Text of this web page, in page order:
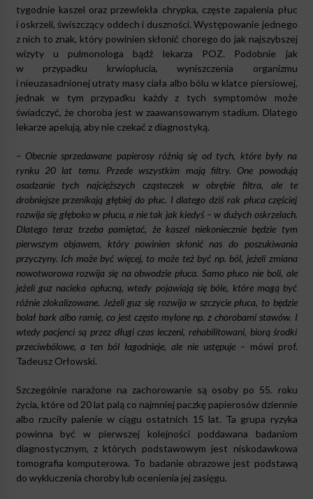
tygodnie kaszel oraz przewlekła chrypka, częste zapalenia płuc
i oskrzeli, świszczący oddech i duszności. Występowanie jednego
z nich to znak, który powinien skłonić chorego do jak najszybszej
wizyty u pulmonologa bądź lekarza POZ. Podobnie jak
w przypadku krwioplucia, wyniszczenia organizmu
i nieuzasadnionej utraty masy ciała albo bólu w klatce piersiowej,
jednak w tym przypadku każdy z tych symptomów może
świadczyć, że choroba jest w zaawansowanym stadium. Dlatego
lekarze apelują, aby nie czekać z diagnostyką.
– Obecnie sprzedawane papierosy różnią się od tych, które były na
rynku 20 lat temu. Przede wszystkim mają filtry. One powodują
osadzanie tych najcięższych cząsteczek w obrębie filtra, ale te
drobniejsze przenikają głębiej do płuc. I dlatego dziś rak płuca częściej
rozwija się głęboko w płucu, a nie tak jak kiedyś – w dużych oskrzelach.
Dlatego teraz trzeba pamiętać, że kaszel niekoniecznie będzie tym
pierwszym objawem, który powinien skłonić nas do poszukiwania
przyczyny. Ich może być więcej, to może też być np. ból, jeżeli zmiana
nowotworowa rozwija się na obwodzie płuca. Samo płuco nie boli, ale
jeżeli guz nacieka opłucną, wtedy pojawiają się bóle, które mogą być
różnie zlokalizowane. Jeżeli guz się rozwija w szczycie płuca, to będzie
bolał bark albo ramię, co jest często mylone np. z chorobami stawów. I
wtedy pacjenci są przez długi czas leczeni, rehabilitowani, biorą środki
przeciwbólowe, a ten ból łagodnieje, ale nie ustępuje – mówi prof.
Tadeusz Orłowski.
Szczególnie narażone na zachorowanie są osoby po 55. roku
życia, które od 20 lat palą co najmniej paczkę papierosów dziennie
albo rzuciły palenie w ciągu ostatnich 15 lat. Ta grupa ryzyka
powinna być w pierwszej kolejności poddawana badaniom
diagnostycznym, z których podstawowym jest niskodawkowa
tomografia komputerowa. To badanie obrazowe jest podstawą
do wykluczenia choroby lub ocenienia jej zasięgu.